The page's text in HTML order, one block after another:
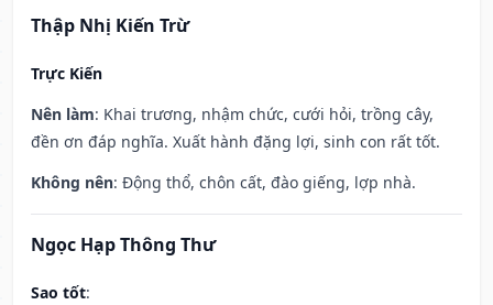
Thập Nhị Kiến Trừ
Trực Kiến
Nên làm: Khai trương, nhậm chức, cưới hỏi, trồng cây,
đền ơn đáp nghĩa. Xuất hành đặng lợi, sinh con rất tốt.
Không nên: Động thổ, chôn cất, đào giếng, lợp nhà.
Ngọc Hạp Thông Thư
Sao tốt: